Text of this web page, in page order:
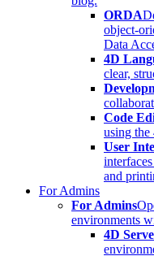
ORDA
object-
Data
4D
clear,
Code
using the
User
and
For Admins
For Admins
environments
4D